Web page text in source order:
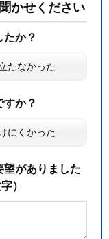
かせください
たか？
たなかった
すか？
にくかった
望がありました
）